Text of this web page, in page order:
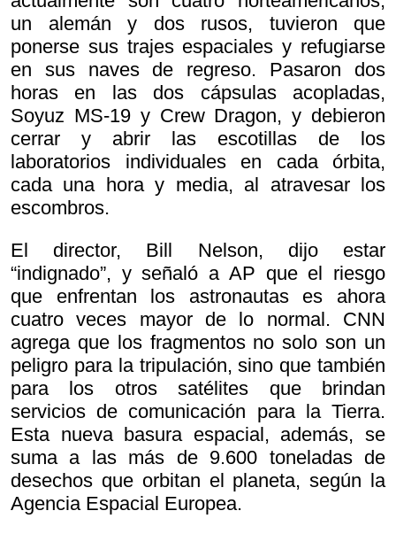
un alemán y dos rusos, tuvieron que
ponerse sus trajes espaciales y refugiarse
en sus naves de regreso. Pasaron dos
horas en las dos cápsulas acopladas,
Soyuz MS-19 y Crew Dragon, y debieron
cerrar y abrir las escotillas de los
laboratorios individuales en cada órbita,
cada una hora y media, al atravesar los
escombros.
El director, Bill Nelson, dijo estar
“indignado”, y señaló a AP que el riesgo
que enfrentan los astronautas es ahora
cuatro veces mayor de lo normal. CNN
agrega que los fragmentos no solo son un
peligro para la tripulación, sino que también
para los otros satélites que brindan
servicios de comunicación para la Tierra.
Esta nueva basura espacial, además, se
suma a las más de 9.600 toneladas de
desechos que orbitan el planeta, según la
Agencia Espacial Europea.